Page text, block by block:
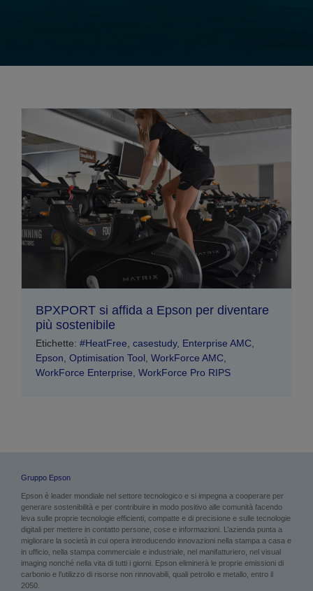
BPXPORT si affida a Epson per diventare
più sostenibile
Etichette: #HeatFree, casestudy, Enterprise AMC,
Epson, Optimisation Tool, WorkForce AMC,
WorkForce Enterprise, WorkForce Pro RIPS
Gruppo Epson
Epson è leader mondiale nel settore tecnologico e si impegna a cooperare per
generare sostenibilità e per contribuire in modo positivo alle comunità facendo
leva sulle proprie tecnologie efficienti, compatte e di precisione e sulle tecnologie
digitali per mettere in contatto persone, cose e informazioni. L’azienda punta a
migliorare la società in cui opera introducendo innovazioni nella stampa a casa e
in ufficio, nella stampa commerciale e industriale, nel manifatturiero, nel visual
imaging nonché nella vita di tutti i giorni. Epson eliminerà le proprie emissioni di
carbonio e l’utilizzo di risorse non rinnovabili, quali petrolio e metallo, entro il
2050.